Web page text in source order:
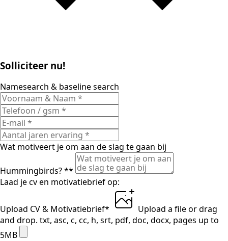
Solliciteer nu!
Namesearch & baseline search
Wat motiveert je om aan de slag te gaan bij
Hummingbirds? **
Laad je cv en motivatiebrief op:
Upload CV & Motivatiebrief* Upload a fileor drag
and drop. txt, asc, c, cc, h, srt, pdf, doc, docx, pages up to
5MB